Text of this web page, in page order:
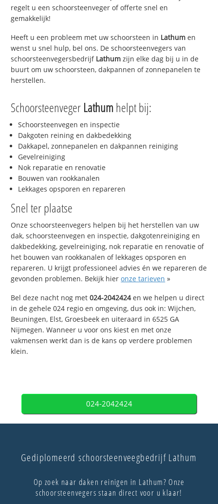
regelt u een schoorsteenveger of offerte snel en
gemakkelijk!
Heeft u een probleem met uw schoorsteen in Lathum en
wenst u snel hulp, bel ons. De schoorsteenvegers van
schoorsteenvegersbedrijf Lathum zijn elke dag bij u in de
buurt om uw schoorsteen, dakpannen of zonnepanelen te
herstellen.
Schoorsteenveger Lathumhelpt bij:
Schoorsteenvegen en inspectie
Dakgoten reining en dakbedekking
Dakkapel, zonnepanelen en dakpannen reiniging
Gevelreiniging
Nok reparatie en renovatie
Bouwen van rookkanalen
Lekkages opsporen en repareren
Snel ter plaatse
Onze schoorsteenvegers helpen bij het herstellen van uw
dak, schoorsteenvegen en inspectie, dakgotenreiniging en
dakbedekking, gevelreiniging, nok reparatie en renovatie of
het bouwen van rookkanalen of lekkages opsporen en
repareren. U krijgt professioneel advies én we repareren de
gevonden problemen. Bekijk hieronze tarieven »
Bel deze nacht nog met024-2042424en we helpen u direct
in de gehele 024 regio en omgeving, dus ook in: Wijchen,
Beuningen, Elst, Groesbeek en uiteraard in 6525 GA
Nijmegen. Wanneer u voor ons kiest en met onze
vakmensen werkt dan is de kans op verdere problemen
klein.
024-2042424
Gediplomeerd schoorsteenveegbedrijf Lathum
Op zoek naar daken reinigen in Lathum? Onze
schoorsteenvegers staan direct voor u klaar!